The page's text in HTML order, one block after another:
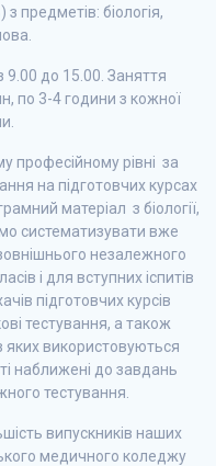
предметів: біологія,
9.00 до 15.00. Заняття
по 3-4 години з кожної
професійному рівні за
на підготовчих курсах
матеріал з біології,
систематизувати вже
незалежного
і для вступних іспитів
підготовчих курсів
тестування, а також
яких використовуються
наближені до завдань
тестування.
випускників наших
медичного коледжу